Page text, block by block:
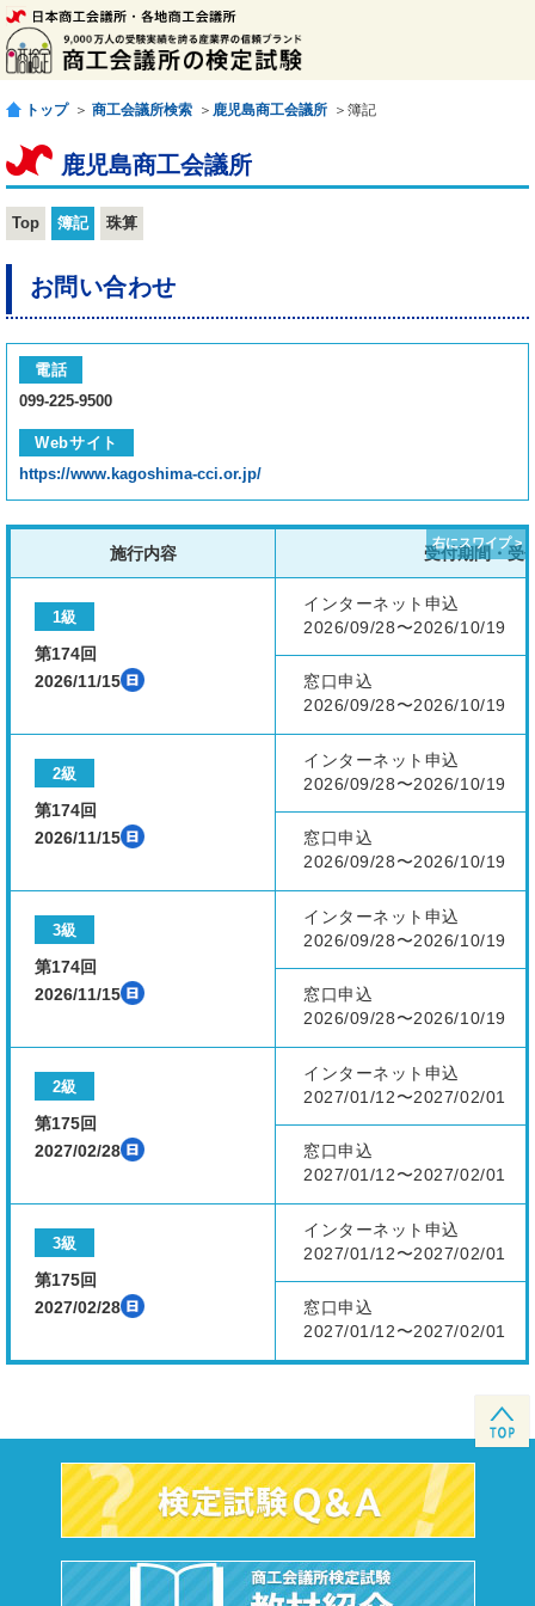
トップ ＞ 商工会議所検索 ＞ 鹿児島商工会議所 ＞簿記
鹿児島商工会議所
Top 簿記 珠算
お問い合わせ
電話
099-225-9500
Webサイト
https://www.kagoshima-cci.or.jp/
施行内容 受付期間・受
1級
第174回
2026/11/15
インターネット申込
2026/09/28〜2026/10/19
窓口申込
2026/09/28〜2026/10/19
2級
第174回
2026/11/15
インターネット申込
2026/09/28〜2026/10/19
窓口申込
2026/09/28〜2026/10/19
3級
第174回
2026/11/15
インターネット申込
2026/09/28〜2026/10/19
窓口申込
2026/09/28〜2026/10/19
2級
第175回
2027/02/28
インターネット申込
2027/01/12〜2027/02/01
窓口申込
2027/01/12〜2027/02/01
3級
第175回
2027/02/28
インターネット申込
2027/01/12〜2027/02/01
窓口申込
2027/01/12〜2027/02/01